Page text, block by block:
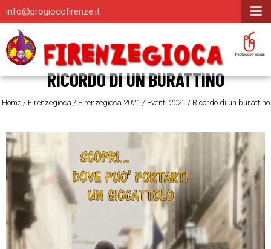
info@progiocofirenze.it
RICORDO DI UN BURATTINO
Home/ Firenzegioca / Firenzegioca 2021 / Eventi 2021 / Ricordo di un burattino